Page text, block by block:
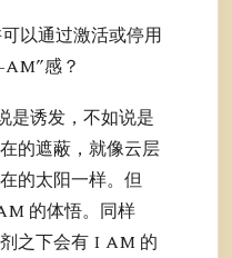
以通过激活或停用
感？
是诱发，不如说是
的遮蔽，就像云层
的太阳一样。但
的体悟。同样
之下会有 I AM 的